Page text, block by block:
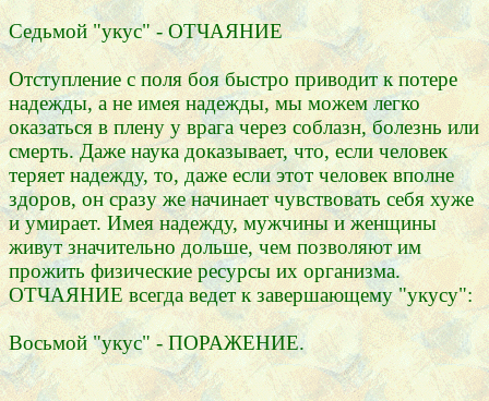
Седьмой "укус" - ОТЧАЯНИЕ
Отступление с поля боя быстро приводит к потере
надежды, а не имея надежды, мы можем легко
оказаться в плену у врага через соблазн, болезнь или
смерть. Даже наука доказывает, что, если человек
теряет надежду, то, даже если этот человек вполне
здоров, он сразу же начинает чувствовать себя хуже
и умирает. Имея надежду, мужчины и женщины
живут значительно дольше, чем позволяют им
прожить физические ресурсы их организма.
ОТЧАЯНИЕ всегда ведет к завершающему "укусу":
Восьмой "укус" - ПОРАЖЕНИЕ.